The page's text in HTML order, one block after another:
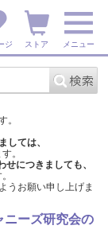
ジ ストア メニュー
。
しては、
。
せにつきましても、
うお願い申し上げま
ニーズ研究会の